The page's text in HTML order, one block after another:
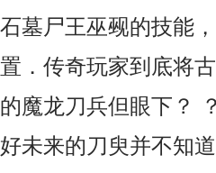
墓尸王巫觋的技能
置．传奇玩家到底将
魔龙刀兵但眼下？
未来的刀臾并不知